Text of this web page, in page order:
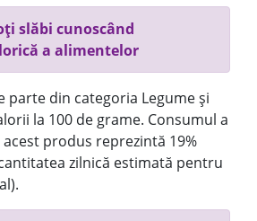
slăbi cunoscând
a alimentelor
parte din categoria Legume și
la 100 de grame. Consumul a
produs reprezintă 19%
zilnică estimată pentru